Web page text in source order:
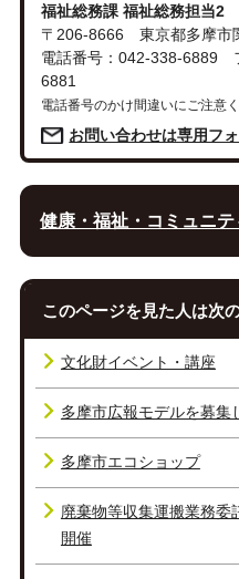
福祉総務課 福祉総務担当2
〒206-8666 東京都多摩市
電話番号：042-338-6889
6881
電話番号のかけ間違いにご注意
お問い合わせは専用フ
健康・福祉・コミュニテ
このページを見た人は次
文化財イベント・講座
多摩市広報モデルを募集
多摩市エコショップ
廃棄物等収集運搬業務委
開催